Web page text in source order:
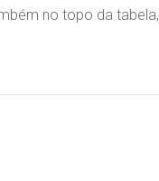
no topo da tabela,